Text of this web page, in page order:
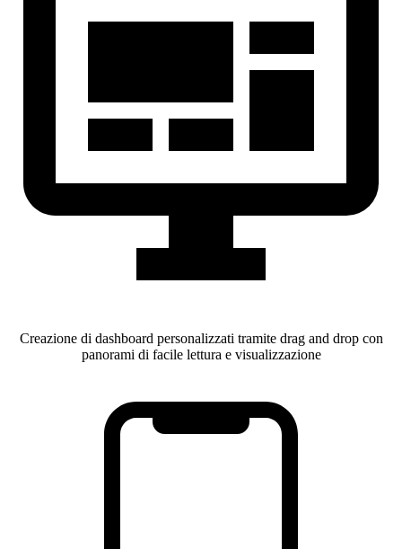
Creazione di dashboard personalizzati tramite drag and drop con
panorami di facile lettura e visualizzazione